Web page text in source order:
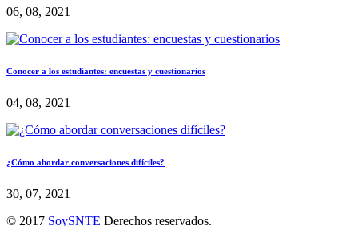
06, 08, 2021
Conocer a los estudiantes: encuestas y cuestionarios
04, 08, 2021
¿Cómo abordar conversaciones difíciles?
30, 07, 2021
© 2017 SoySNTE Derechos reservados.